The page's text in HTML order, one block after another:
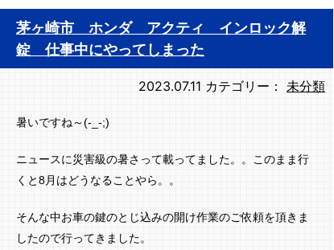
茅ヶ崎市 ホンダ アクティ インロック解
錠 仕事中にやってしまった
2023.07.11 カテゴリー： 未分類
暑いですね～(-_-;)
ニュースに災害級の暑さって載ってました。。このまま行
くと8月はどうなることやら。。
そんな中お車の鍵のとじ込みの開け作業のご依頼を頂きま
したので行ってきました。